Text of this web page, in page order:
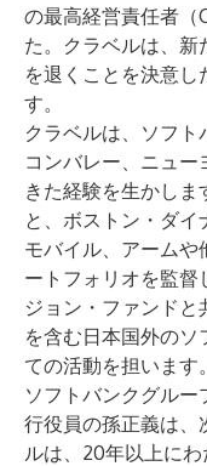
の最高経営責任者（
た。クラベルは、
を退くことを決意し
す。
クラベルは、ソフト
コンバレー、ニュ
きた経験を生かし
と、ボストン・ダ
モバイル、アームや
ートフォリオを監督
ジョン・ファンド
を含む日本国外の
ての活動を担います。
ソフトバンクグル
行役員の孫正義は、
ルは、20年以上に